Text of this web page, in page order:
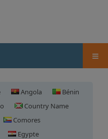
≡
Angola
Bénin
Country Name
Comores
Egypte